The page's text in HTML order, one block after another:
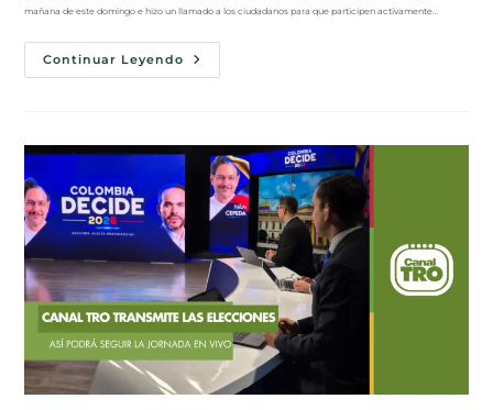
mañana de este domingo e hizo un llamado a los ciudadanos para que participen activamente…
Continuar Leyendo